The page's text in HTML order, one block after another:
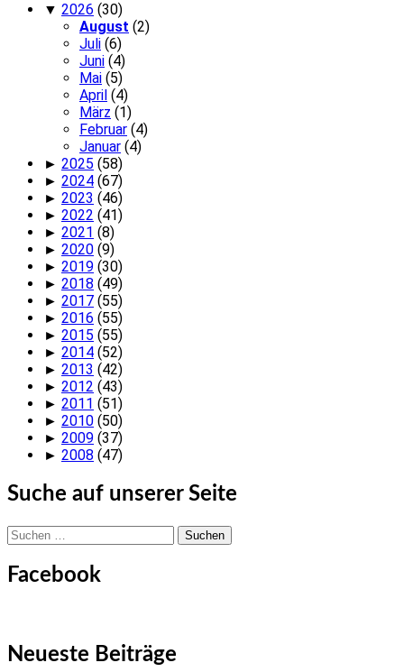
▼ 2026 (30)
August (2)
Juli (6)
Juni (4)
Mai (5)
April (4)
März (1)
Februar (4)
Januar (4)
► 2025 (58)
► 2024 (67)
► 2023 (46)
► 2022 (41)
► 2021 (8)
► 2020 (9)
► 2019 (30)
► 2018 (49)
► 2017 (55)
► 2016 (55)
► 2015 (55)
► 2014 (52)
► 2013 (42)
► 2012 (43)
► 2011 (51)
► 2010 (50)
► 2009 (37)
► 2008 (47)
Suche auf unserer Seite
Suchen
nach:
Facebook
Neueste Beiträge